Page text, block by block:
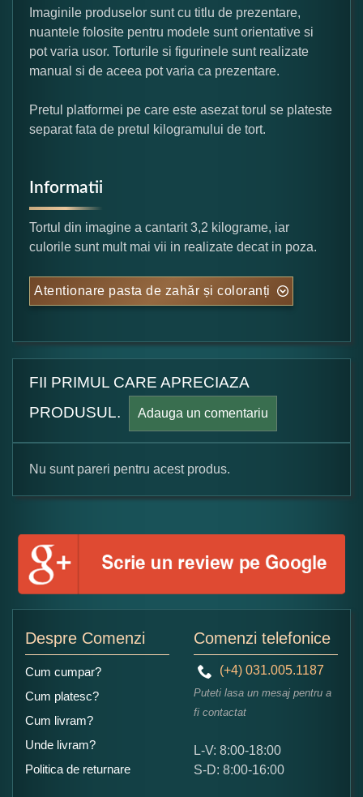
Imaginile produselor sunt cu titlu de prezentare,
nuantele folosite pentru modele sunt orientative si
pot varia usor. Torturile si figurinele sunt realizate
manual si de aceea pot varia ca prezentare.
Pretul platformei pe care este asezat torul se plateste
separat fata de pretul kilogramului de tort.
Informatii
Tortul din imagine a cantarit 3,2 kilograme, iar
culorile sunt mult mai vii in realizate decat in poza.
Atentionare pasta de zahăr și coloranți
FII PRIMUL CARE APRECIAZA
PRODUSUL.
Adauga un comentariu
Formular pareri client
Numele dumneavoastra:
Ce nota acordati acestui produs?
5
Nu sunt pareri pentru acest produs.
Despre Comenzi
Cum cumpar?
Cum platesc?
Cum livram?
Unde livram?
Politica de returnare
Comenzi telefonice
(+4) 031.005.1187
Puteti lasa un mesaj pentru a
fi contactat
L-V: 8:00-18:00
S-D: 8:00-16:00